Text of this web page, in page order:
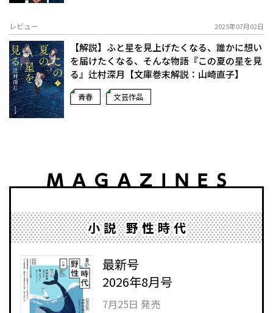
レビュー 2025年07月02日
【解説】ふと星を見上げたくなる、誰かに想い
を届けたくなる、そんな物語――『この夏の星を見
る』辻村深月【文庫巻末解説：山崎直子】
青春 文芸作品
小説 野性時代
最新号
2026年8月号
7月25日 発売